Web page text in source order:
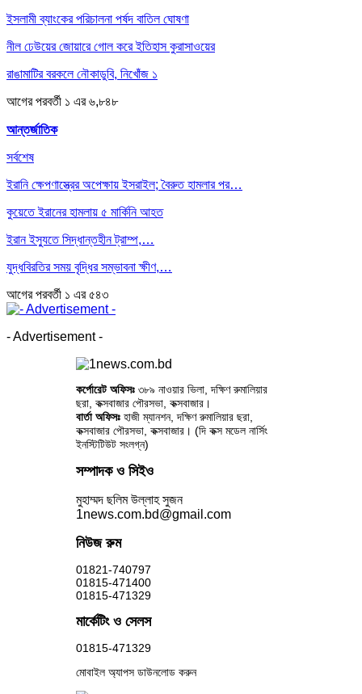
ইসলামী ব্যাংকের পরিচালনা পর্ষদ বাতিল ঘোষণা
নীল ঢেউয়ের জোয়ারে গোল করে ইতিহাস কুরাসাওয়ের
রাঙামাটির বরকলে নৌকাডুবি, নিখোঁজ ১
আগেরপরবর্তী ১ এর ৬,৮৪৮
আন্তর্জাতিক
সর্বশেষ
ইরানি ক্ষেপণাস্ত্রের অপেক্ষায় ইসরাইল; বৈরুত হামলার পর…
কুয়েতে ইরানের হামলায় ৫ মার্কিনি আহত
ইরান ইস্যুতে সিদ্ধান্তহীন ট্রাম্প,…
যুদ্ধবিরতির সময় বৃদ্ধির সম্ভাবনা ক্ষীণ,…
আগেরপরবর্তী ১ এর ৫৪৩
- Advertisement -
কর্পোরেট অফিসঃ ৩৮৯ নাওয়ার ভিলা, দক্ষিণ রুমালিয়ার
ছরা, কক্সবাজার পৌরসভা, কক্সবাজার।
বার্তা অফিসঃহাজী ম্যানশন, দক্ষিণ রুমালিয়ার ছরা,
কক্সবাজার পৌরসভা, কক্সবাজার। (দি কক্স মডেল নার্সিং
ইনস্টিটিউট সংলগ্ন)
সম্পাদক ও সিইও
মুহাম্মদ ছলিম উল্লাহ সুজন
1news.com.bd@gmail.com
নিউজ রুম
01821-740797
01815-471400
01815-471329
মার্কেটিং ও সেলস
01815-471329
মোবাইল অ্যাপস ডাউনলোড করুন